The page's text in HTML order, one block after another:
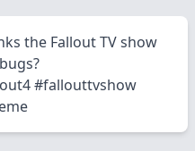
the Fallout TV show
#fallouttvshow